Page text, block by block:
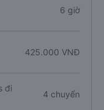
6 giờ
425.000 VNĐ
đi
4 chuyến